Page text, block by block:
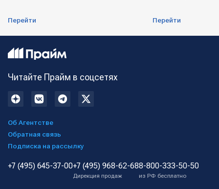
Перейти Перейти
Читайте Прайм в соцсетях
Об Агентстве
Обратная связь
Подписка на рассылку
+7 (495) 645-37-00+7 (495) 968-62-68
Дирекция продаж
8-800-333-50-50
из РФ бесплатно